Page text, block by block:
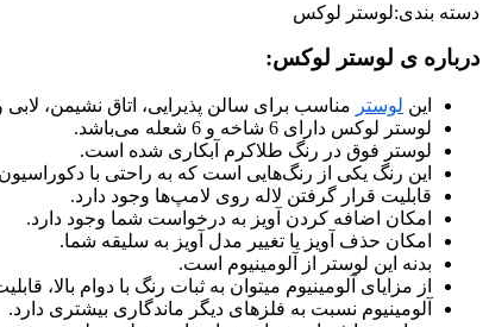
دسته بندی:لوستر لوکس
درباره ی لوستر لوکس:
این لوستر مناسب برای سالن پذیرایی، اتاق نشیمن،
لوستر لوکس دارای 6 شاخه و 6 شعله می‌باشد.
لوستر فوق در رنگ طلاکرم آبکاری شده است.
این رنگ یکی از رنگ‌هایی است که به راحتی با
قابلیت قرار گرفتن لاله روی لامپ‌ها وجود دارد.
امکان اضافه کردن آویز به درخواست شما وجود دارد.
امکان حذف آویز یا تغییر مدل آویز به سلیقه شما.
بدنه این لوستر از آلومینیوم است.
از مزایای آلومینیوم میتوان به ثبات رنگ با دوام
آلومینیوم نسبت به فلزهای دیگر ماندگاری بیشتری دارد.